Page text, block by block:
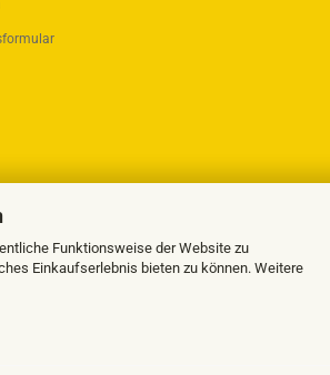
Funktionsweise der Website zu
Einkaufserlebnis bieten zu können. Weitere